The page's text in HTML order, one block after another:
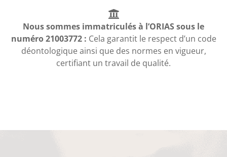
Nous sommes immatriculés à l’ORIAS sous le
numéro 21003772 : Cela garantit le respect d’un code
déontologique ainsi que des normes en vigueur,
certifiant un travail de qualité.